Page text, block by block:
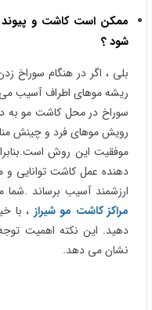
ممکن است کاشت و
شود ؟
بلی ، اگر در هنگام سوراخ
ریشه موهای اطراف آسیب
سوراخ در محل کاشت مو به
رویش موهای فرد و چینش
موفقیت این روش
دهنده عمل کاشت توانایی و
ارزشمند آسیب برساند .شما
مراکز کاشت مو شیراز ، با
دهید. این نکته اهمیت
نشان می دهد.